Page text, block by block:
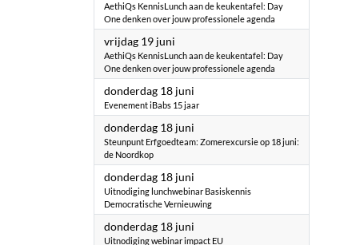
AethiQs KennisLunch aan de keukentafel: Day
One denken over jouw professionele agenda
vrijdag 19 juni
AethiQs KennisLunch aan de keukentafel: Day
One denken over jouw professionele agenda
donderdag 18 juni
Evenement iBabs 15 jaar
donderdag 18 juni
Steunpunt Erfgoedteam: Zomerexcursie op 18 juni:
de Noordkop
donderdag 18 juni
Uitnodiging lunchwebinar Basiskennis
Democratische Vernieuwing
donderdag 18 juni
Uitnodiging webinar impact EU